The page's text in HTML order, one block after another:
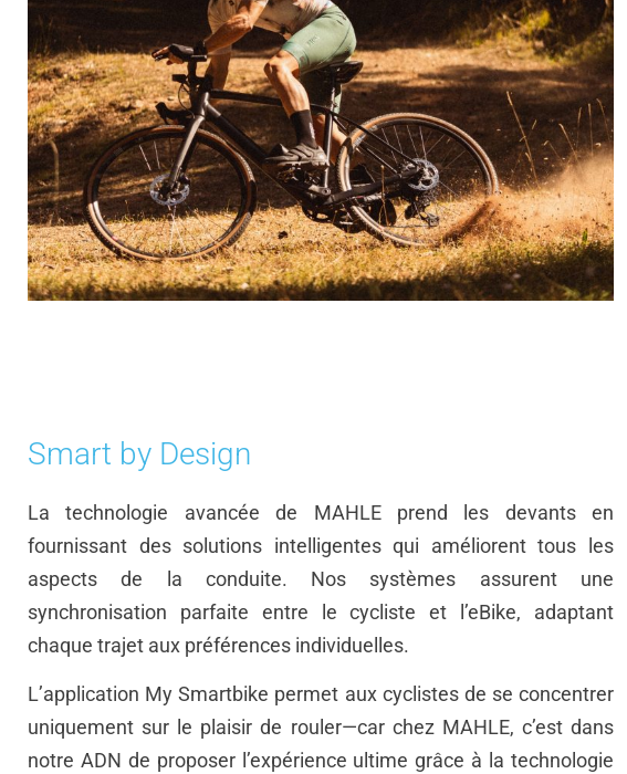
Smart by Design
La technologie avancée de MAHLE prend les devants en
fournissant des solutions intelligentes qui améliorent tous les
aspects de la conduite. Nos systèmes assurent une
synchronisation parfaite entre le cycliste et l’eBike, adaptant
chaque trajet aux préférences individuelles.
L’application My Smartbike permet aux cyclistes de se concentrer
uniquement sur le plaisir de rouler—car chez MAHLE, c’est dans
notre ADN de proposer l’expérience ultime grâce à la technologie